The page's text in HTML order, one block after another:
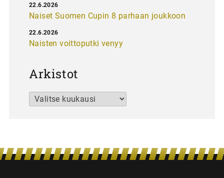
Naiset Suomen Cupin 8 parhaan joukkoon
22.6.2026
Naisten voittoputki venyy
22.6.2026
Arkistot
Arkistot